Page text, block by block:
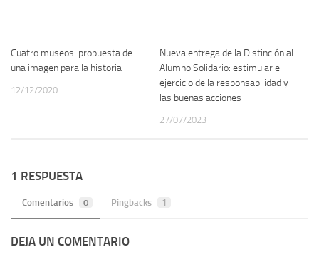
Cuatro museos: propuesta de
una imagen para la historia
12/12/2020
Nueva entrega de la Distinción al
Alumno Solidario: estimular el
ejercicio de la responsabilidad y
las buenas acciones
27/07/2023
1 RESPUESTA
Comentarios 0 Pingbacks 1
DEJA UN COMENTARIO